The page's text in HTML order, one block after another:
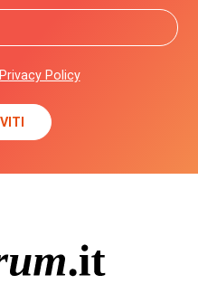
Privacy Policy